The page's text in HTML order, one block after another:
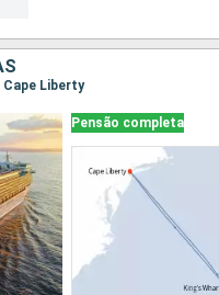
Cape Liberty
Pensão completa